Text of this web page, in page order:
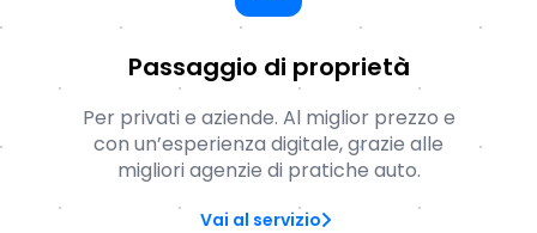
Passaggio di proprietà
Per privati e aziende. Al miglior prezzo e
con un’esperienza digitale, grazie alle
migliori agenzie di pratiche auto.
Vai al servizio